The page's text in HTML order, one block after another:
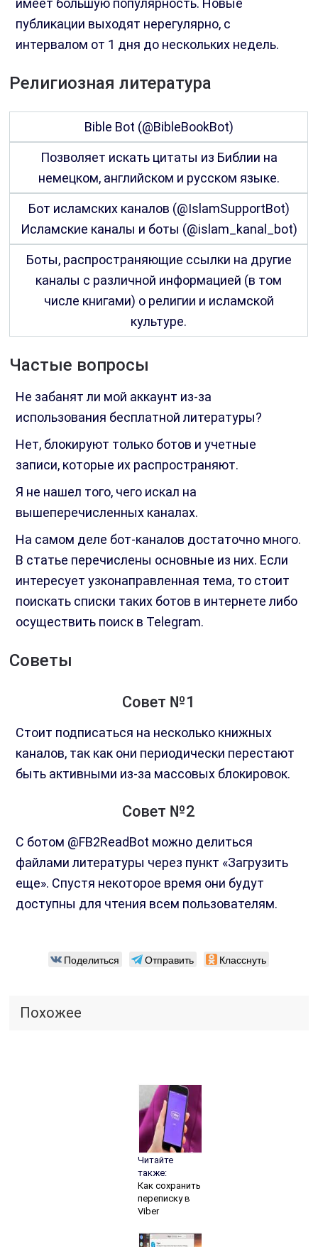
имеет большую популярность. Новые
публикации выходят нерегулярно, с
интервалом от 1 дня до нескольких недель.
Религиозная литература
Bible Bot (@BibleBookBot)
Позволяет искать цитаты из Библии на
немецком, английском и русском языке.
Бот исламских каналов (@IslamSupportBot)
Исламские каналы и боты (@islam_kanal_bot)
Боты, распространяющие ссылки на другие
каналы с различной информацией (в том
числе книгами) о религии и исламской
культуре.
Частые вопросы
Не забанят ли мой аккаунт из-за
использования бесплатной литературы?
Нет, блокируют только ботов и учетные
записи, которые их распространяют.
Я не нашел того, чего искал на
вышеперечисленных каналах.
На самом деле бот-каналов достаточно много.
В статье перечислены основные из них. Если
интересует узконаправленная тема, то стоит
поискать списки таких ботов в интернете либо
осуществить поиск в Telegram.
Советы
Совет №1
Стоит подписаться на несколько книжных
каналов, так как они периодически перестают
быть активными из-за массовых блокировок.
Совет №2
С ботом @FB2ReadBot можно делиться
файлами литературы через пункт «Загрузить
еще». Спустя некоторое время они будут
доступны для чтения всем пользователям.
Поделиться Отправить Класснуть
Похожее
Читайте
также:
Как сохранить
переписку в
Viber